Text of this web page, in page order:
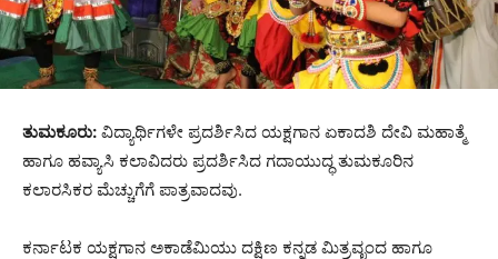
ತುಮಕೂರು: ವಿದ್ಯಾರ್ಥಿಗಳೇ ಪ್ರದರ್ಶಿಸಿದ ಯಕ್ಷಗಾನ ಏಕಾದಶಿ ದೇವಿ ಮಹಾತ್ಮೆ
ಹಾಗೂ ಹವ್ಯಾಸಿ ಕಲಾವಿದರು ಪ್ರದರ್ಶಿಸಿದ ಗದಾಯುದ್ಧ ತುಮಕೂರಿನ
ಕಲಾರಸಿಕರ ಮೆಚ್ಚುಗೆಗೆ ಪಾತ್ರವಾದವು.
ಕರ್ನಾಟಕ ಯಕ್ಷಗಾನ ಅಕಾಡೆಮಿಯು ದಕ್ಷಿಣ ಕನ್ನಡ ಮಿತ್ರವೃಂದ ಹಾಗೂ